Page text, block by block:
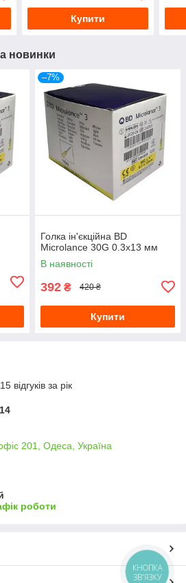
Купити
новинки
–7%
Голка ін'єкційна ВD
Microlance 30G 0.3х13 мм
В наявності
392 ₴ 420 ₴
Купити
відгуків за рік
201, Одеса, Україна
роботи
КНОПКА
ЗВ'ЯЗКУ